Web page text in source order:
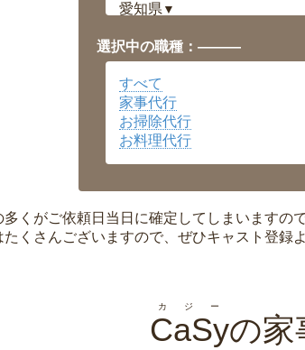
愛知県 ▼
岡山県▼
広島県▼
沖縄県
選択中の職種：———
すべて
家事代行
お掃除代行
お料理代行
多くがご依頼日当日に確定してしまいますの
たくさんございますので、ぜひキャスト登録
CaSy
カジー
の家